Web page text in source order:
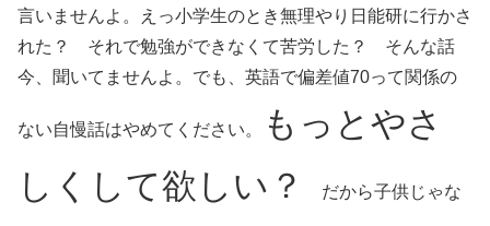
言いませんよ。えっ小学生のとき無理やり日能研に行かさ
れた？ それで勉強ができなくて苦労した？ そんな話
今、聞いてませんよ。でも、英語で偏差値70って関係の
ない自慢話はやめてください。
もっとやさ
しくして欲しい？
だから子供じゃな